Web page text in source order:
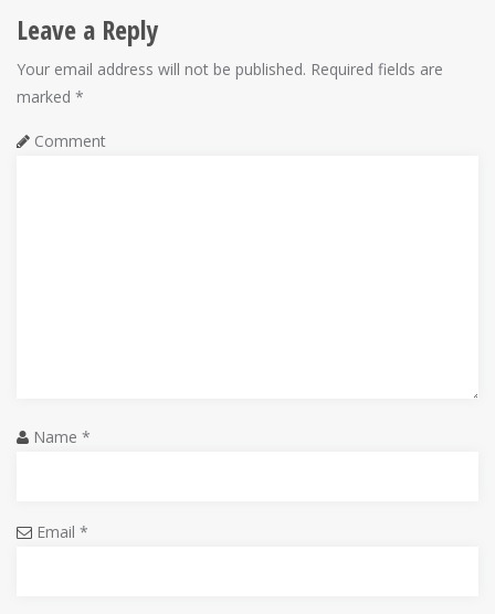
t
n
a
v
o
Leave a Reply
Your email address will not be published. Required fields are
marked *
Comment
Name *
Email *